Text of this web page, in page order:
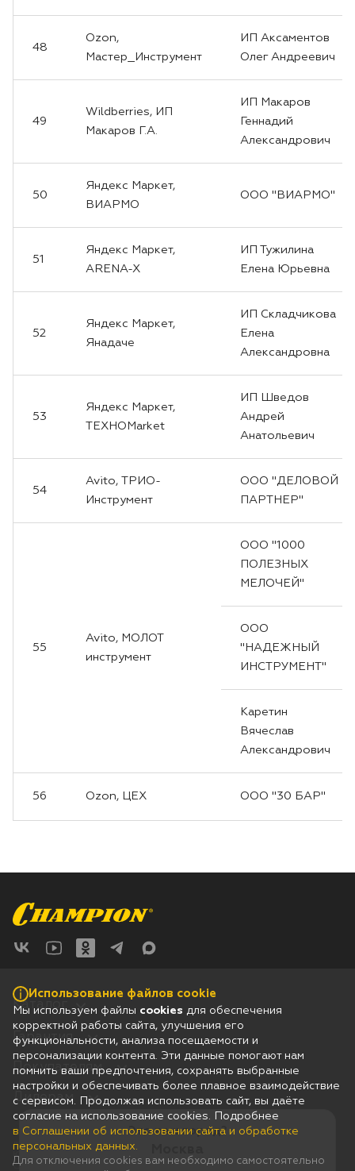
Это ваш город?
48
Ozon,
Мастер_Инструмент
ИП Аксаментов
Олег Андреевич
49
Wildberries, ИП
Макаров Г.А.
ИП Макаров
Геннадий
Александрович
50
Яндекс Маркет,
ВИАРМО
ООО "ВИАРМО"
51
Яндекс Маркет,
ARENA-X
ИП Тужилина
Елена Юрьевна
52
Яндекс Маркет,
Янадаче
ИП Складчикова
Елена
Александровна
53
Яндекс Маркет,
ТЕХНОMarket
ИП Шведов
Андрей
Анатольевич
54
Avito, ТРИО-
Инструмент
ООО "ДЕЛОВОЙ
ПАРТНЕР"
55
Avito, МОЛОТ
инструмент
ООО "1000
ПОЛЕЗНЫХ
МЕЛОЧЕЙ"
ООО
"НАДЕЖНЫЙ
ИНСТРУМЕНТ"
Каретин
Вячеслав
Александрович
56 Ozon, ЦЕХ ООО "30 БАР"
Соглашение об использовании сайта и обработке персональных
данных
Юридическая информация
Согласие на получение рассылки рекламно-информационных
Гарантия
Покупателям
Дилерам
Каталог
Использование файлов cookie
Мы используем файлы cookies для обеспечения
корректной работы сайта, улучшения его
функциональности, анализа посещаемости и
персонализации контента. Эти данные помогают нам
помнить ваши предпочтения, сохранять выбранные
настройки и обеспечивать более плавное взаимодействие
с сервисом. Продолжая использовать сайт, вы даёте
согласие на использование cookies. Подробнее
в Соглашении об использовании сайта и обработке
персональных данных.
Для отключения cookies вам необходимо самостоятельно